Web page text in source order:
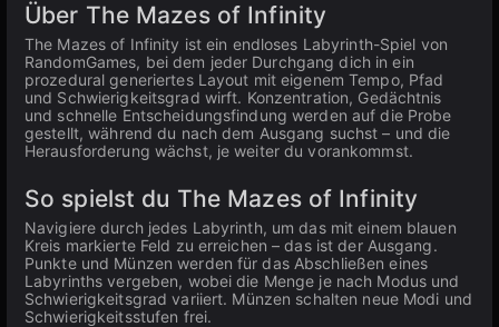
Über The Mazes of Infinity
The Mazes of Infinity ist ein endloses Labyrinth-Spiel von
RandomGames, bei dem jeder Durchgang dich in ein
prozedural generiertes Layout mit eigenem Tempo, Pfad
und Schwierigkeitsgrad wirft. Konzentration, Gedächtnis
und schnelle Entscheidungsfindung werden auf die Probe
gestellt, während du nach dem Ausgang suchst – und die
Herausforderung wächst, je weiter du vorankommst.
So spielst du The Mazes of Infinity
Navigiere durch jedes Labyrinth, um das mit einem blauen
Kreis markierte Feld zu erreichen – das ist der Ausgang.
Punkte und Münzen werden für das Abschließen eines
Labyrinths vergeben, wobei die Menge je nach Modus und
Schwierigkeitsgrad variiert. Münzen schalten neue Modi und
Schwierigkeitsstufen frei.